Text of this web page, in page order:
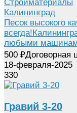
Стройматериалы
Калининград
Песок высокого
любыми
500 ₽Договорная
18-февраля-2025
330
Гравий 3-20